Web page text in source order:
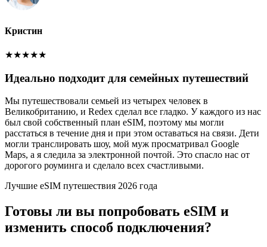
Кристин
★★★★★
Идеально подходит для семейных путешествий
Мы путешествовали семьей из четырех человек в
Великобританию, и Redex сделал все гладко. У каждого из нас
был свой собственный план eSIM, поэтому мы могли
расстаться в течение дня и при этом оставаться на связи. Дети
могли транслировать шоу, мой муж просматривал Google
Maps, а я следила за электронной почтой. Это спасло нас от
дорогого роуминга и сделало всех счастливыми.
Лучшие eSIM путешествия 2026 года
Готовы ли вы попробовать eSIM и
изменить способ подключения?